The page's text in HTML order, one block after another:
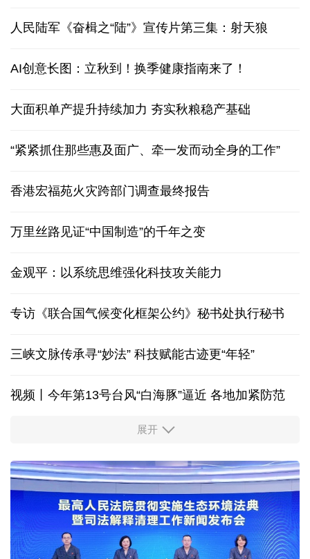
人民陆军《奋楫之“陆”》宣传片第三集：射天狼
AI创意长图：立秋到！换季健康指南来了！
大面积单产提升持续加力 夯实秋粮稳产基础
“紧紧抓住那些惠及面广、牵一发而动全身的工作”
香港宏福苑火灾跨部门调查最终报告
万里丝路见证“中国制造”的千年之变
金观平：以系统思维强化科技攻关能力
专访《联合国气候变化框架公约》秘书处执行秘书
三峡文脉传承寻“妙法” 科技赋能古迹更“年轻”
视频丨今年第13号台风“白海豚”逼近 各地加紧防范
柔性制造，高效匹配差异化需求
高温下用电负荷创新高 解码今夏的清凉底气
活力中国调研行丨弯道超车 如何“皖”美提速
展开